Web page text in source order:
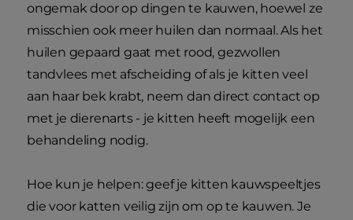
ongemak door op dingen te kauwen, hoewel ze
misschien ook meer huilen dan normaal. Als het
huilen gepaard gaat met rood, gezwollen
tandvlees met afscheiding of als je kitten veel
aan haar bek krabt, neem dan direct contact op
met je dierenarts - je kitten heeft mogelijk een
behandeling nodig.
Hoe kun je helpen: geef je kitten kauwspeeltjes
die voor katten veilig zijn om op te kauwen. Je